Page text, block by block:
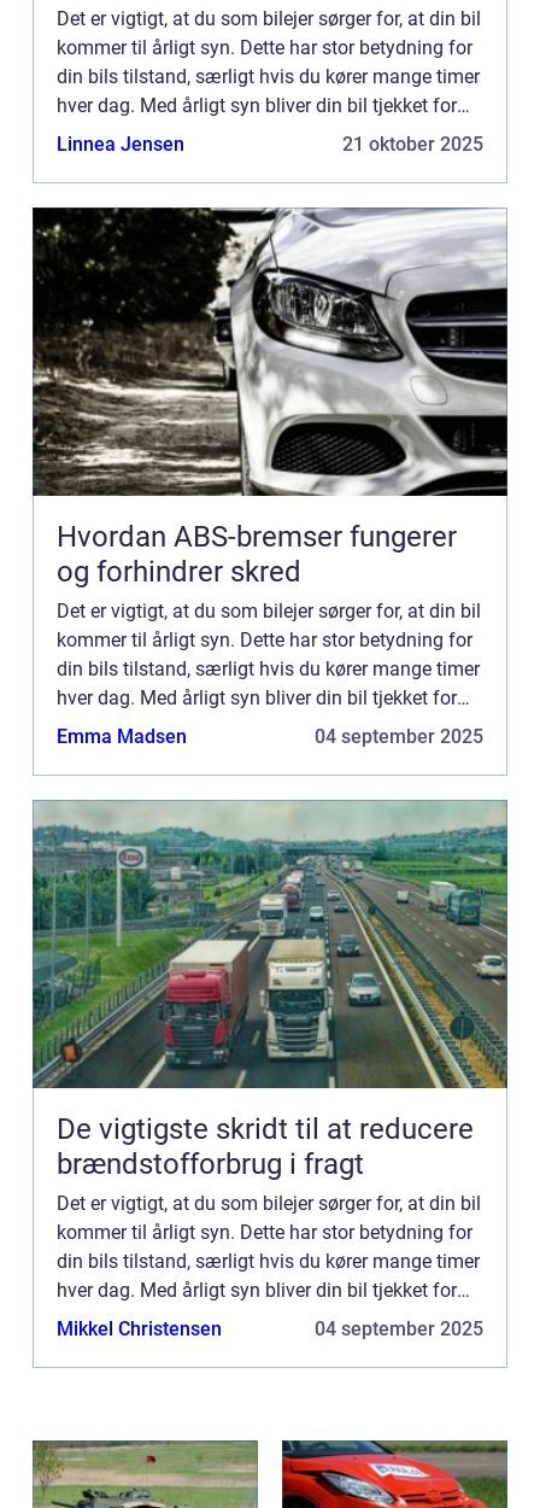
Det er vigtigt, at du som bilejer sørger for, at din bil
kommer til årligt syn. Dette har stor betydning for
din bils tilstand, særligt hvis du kører mange timer
hver dag. Med årligt syn bliver din bil tjekket for
diverse ting, så det er sikkert for ...
Linnea Jensen 21 oktober 2025
Hvordan ABS-bremser fungerer
og forhindrer skred
Det er vigtigt, at du som bilejer sørger for, at din bil
kommer til årligt syn. Dette har stor betydning for
din bils tilstand, særligt hvis du kører mange timer
hver dag. Med årligt syn bliver din bil tjekket for
diverse ting, så det er sikkert for ...
Emma Madsen 04 september 2025
De vigtigste skridt til at reducere
brændstofforbrug i fragt
Det er vigtigt, at du som bilejer sørger for, at din bil
kommer til årligt syn. Dette har stor betydning for
din bils tilstand, særligt hvis du kører mange timer
hver dag. Med årligt syn bliver din bil tjekket for
diverse ting, så det er sikkert for ...
Mikkel Christensen 04 september 2025